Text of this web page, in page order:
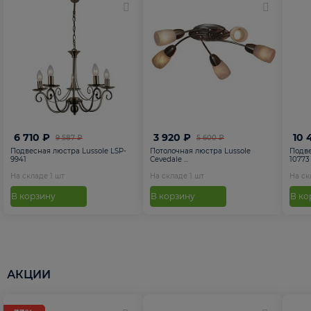
9 587 ₽
6 710 ₽
Подвесная люстра Lussole LSP-
9941
На складе 1 шт
В корзину
5 600 ₽
3 920 ₽
Потолочная люстра Lussole
Cevedale ...
На складе 1 шт
В корзину
10
10773
На
В
АКЦИИ